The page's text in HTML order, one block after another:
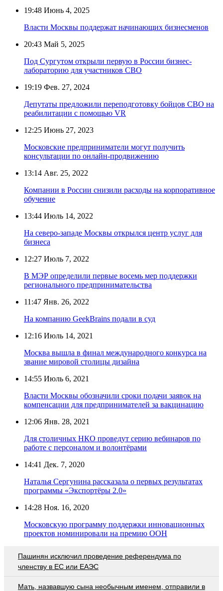
19:48 Июнь 4, 2025
Власти Москвы поддержат начинающих бизнесменов
20:43 Май 5, 2025
Под Сургутом открыли первую в России бизнес-
лабораторию для участников СВО
19:19 Фев. 27, 2024
Депутаты предложили переподготовку бойцов СВО на
реабилитации с помощью VR
12:25 Июнь 27, 2023
Московские предприниматели могут получить
консультации по онлайн-продвижению
13:14 Авг. 25, 2022
Компании в России снизили расходы на корпоративное
обучение
13:44 Июль 14, 2022
На северо-западе Москвы открылся центр услуг для
бизнеса
12:27 Июль 7, 2022
В МЭР определили первые восемь мер поддержки
регионального предпринимательства
11:47 Янв. 26, 2022
На компанию GeekBrains подали в суд
12:16 Июль 14, 2021
Москва вышла в финал международного конкурса на
звание мировой столицы дизайна
14:55 Июль 6, 2021
Власти Москвы обозначили сроки подачи заявок на
компенсации для предпринимателей за вакцинацию
12:06 Янв. 28, 2021
Для столичных НКО проведут серию вебинаров по
работе с персоналом и волонтёрами
14:41 Дек. 7, 2020
Наталья Сергунина рассказала о первых результатах
программы «Экспортёры 2.0»
14:28 Ноя. 16, 2020
Московскую программу поддержки инновационных
проектов номинировали на премию ООН
Пашинян исключил проведение референдума по
членству в ЕС или ЕАЭС
Мать, назвавшую сына необычным именем, отправили в